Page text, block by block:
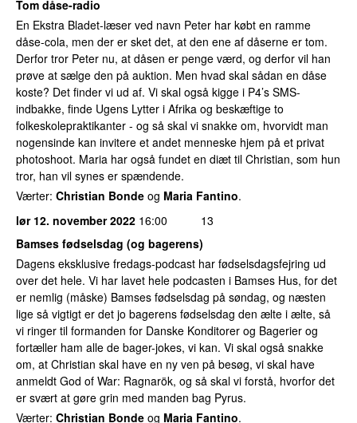
Tom dåse-radio
En Ekstra Bladet-læser ved navn Peter har købt en ramme
dåse-cola, men der er sket det, at den ene af dåserne er tom.
Derfor tror Peter nu, at dåsen er penge værd, og derfor vil han
prøve at sælge den på auktion. Men hvad skal sådan en dåse
koste? Det finder vi ud af. Vi skal også kigge i P4’s SMS-
indbakke, finde Ugens Lytter i Afrika og beskæftige to
folkeskolepraktikanter - og så skal vi snakke om, hvorvidt man
nogensinde kan invitere et andet menneske hjem på et privat
photoshoot. Maria har også fundet en diæt til Christian, som hun
tror, han vil synes er spændende.
Værter: Christian Bonde og Maria Fantino.
lør 12. november 2022 16:00
13
Bamses fødselsdag (og bagerens)
Dagens eksklusive fredags-podcast har fødselsdagsfejring ud
over det hele. Vi har lavet hele podcasten i Bamses Hus, for det
er nemlig (måske) Bamses fødselsdag på søndag, og næsten
lige så vigtigt er det jo bagerens fødselsdag den ælte i ælte, så
vi ringer til formanden for Danske Konditorer og Bagerier og
fortæller ham alle de bager-jokes, vi kan. Vi skal også snakke
om, at Christian skal have en ny ven på besøg, vi skal have
anmeldt God of War: Ragnarök, og så skal vi forstå, hvorfor det
er svært at gøre grin med manden bag Pyrus.
Værter: Christian Bonde og Maria Fantino.